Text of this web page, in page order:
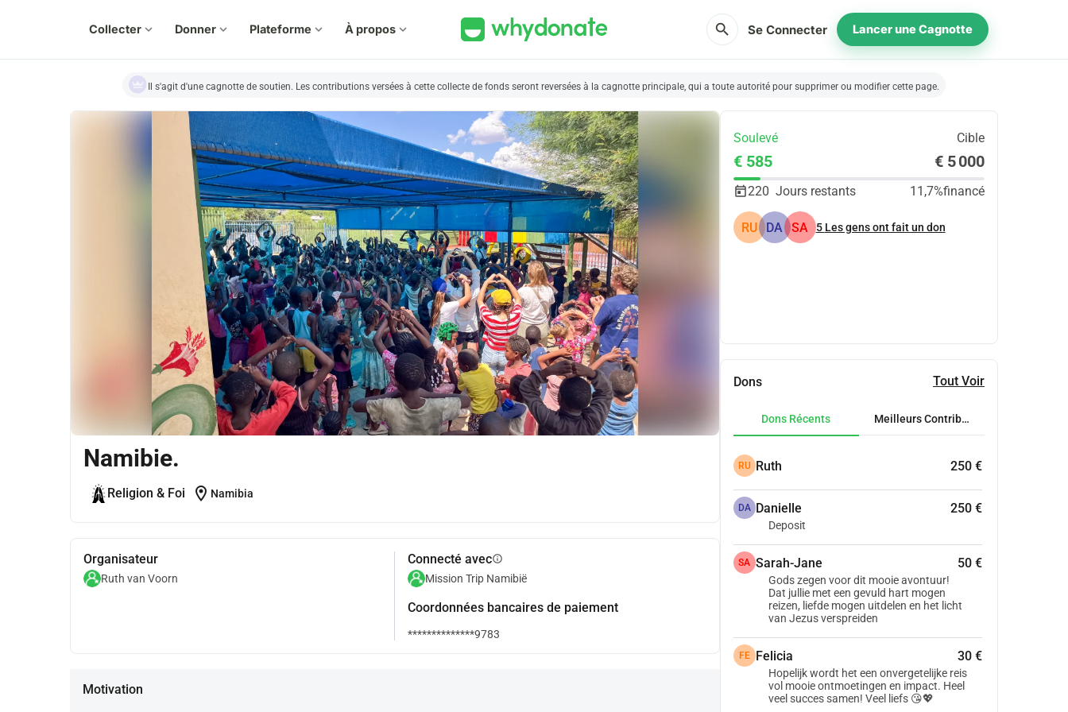
Collecter expand_more Donner expand_more Plateforme expand_more À propos expand_more search Se Connecter Lancer une Cagnotte
Il s'agit d'une cagnotte de soutien. Les contributions versées à cette collecte de fonds seront reversées à la cagnotte principale, qui a toute autorité pour supprimer ou modifier cette page.
Namibie.
Religion & Foi location_on Namibia
Organisateur
Ruth van Voorn
Connecté avecinfo
Mission Trip Namibië
Coordonnées bancaires de paiement
**************9783
Motivation
Soulevé Cible
€ 585 € 5 000
220 Jours restants 11,7%financé
RU DA SA 5 Les gens ont fait un don
Dons Tout Voir
Dons Récents Meilleurs Contributeurs
RU Ruth 250 €
DA Danielle 250 €
Deposit
SA Sarah-Jane 50 €
Gods zegen voor dit mooie avontuur!
Dat jullie met een gevuld hart mogen
reizen, liefde mogen uitdelen en het licht
van Jezus verspreiden
FE Felicia 30 €
Hopelijk wordt het een onvergetelijke reis
vol mooie ontmoetingen en impact. Heel
veel succes samen! Veel liefs 😘💖